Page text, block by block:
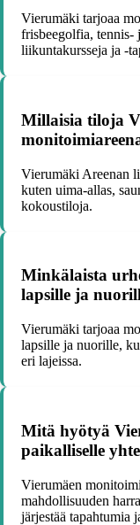
Vierumäki tarjoaa
frisbeegolfia, tennis-
liikuntakursseja ja -
Millaisia tiloja
Vierumäki Areenan
kuten uima-allas,
kokoustiloja.
Minkälaista
lapsille ja
Vierumäki tarjoaa
lapsille ja nuorille,
eri lajeissa.
Mitä hyötyä
paikalliselle
Vierumäen
mahdollisuuden
järjestää tapahtumia